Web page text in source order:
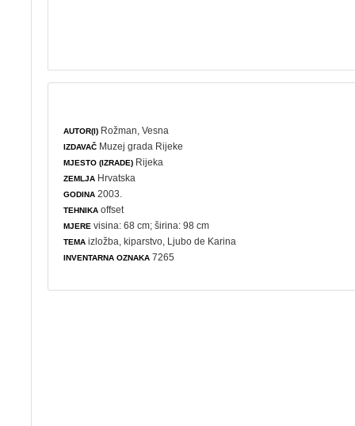
AUTOR(I) Rožman, Vesna
IZDAVAČ Muzej grada Rijeke
MJESTO (IZRADE) Rijeka
ZEMLJA Hrvatska
GODINA 2003.
TEHNIKA offset
MJERE visina: 68 cm; širina: 98 cm
TEMA izložba ,kiparstvo , Ljubo de Karina
INVENTARNA OZNAKA 7265